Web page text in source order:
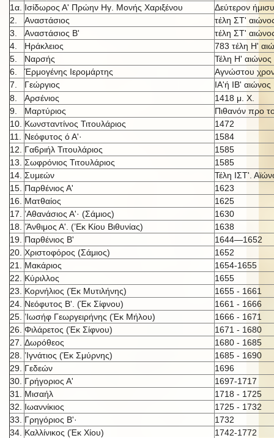
1α. Ισίδωρος Α' Πρώην Ηγ. Μονής Χαριξένου
Δεύτερον
2.
Αναστάσιος
τέλη ΣΤ'
3.
Αναστάσιος Β'
τέλη ΣΤ'
4.
Ηράκλειος
783 τέλη Η'
5.
Ναρσής
Τέλη Η' αιώνος
6.
Έρμογένης Ιερομάρτης
Αγνώστου
7.
Γεώργιος ΙΑ'ή IB' αιώνος
8.
Αρσένιος
1418 μ. X.
9.
Μαρτύριος
Πιθανόν προ
10. Κωνσταντίνος Τιτουλάριος
1472
11.
Νεόφυτος ό Α'·
1584
12.
Γα6ριήλ Τιτουλάριος
1585
13. Σωφρόνιος Τιτουλάριος
1585
14. Συμεών
Τέλη ΙΣΤ'.
15. Παρθένιος Α'
1623
16.
Ματθαίος
1625
17.
’Αθανάσιος Α'· (Σάμιος)
1630
18.
’Άνθιμος Α'. (’Εκ Κίου Βιθυνίας)
1638
19. Παρθένιος Β'
1644—1652
20. Χριστοφόρος (Σάμιος)
1652
21.
Μακάριος
1654-1655
22.
Κύριλλος
1655
23.
Κορνήλιος (Έκ Μυτιλήνης)
1655 - 1661
24. Νεόφυτος Β'. (Έκ Σίφνου)
1661 - 1666
25. ’Ιωσήφ Γεωργειρήνης (Έκ Μήλου)
1666 - 1671
26. Φιλάρετος (Έκ Σίφνου)
1671 - 1680
27. Δωρόθεος
1680 - 1685
28.
’Ιγνάτιος (Έκ Σμύρνης)
1685 - 1690
29. Γεδεών
1696
30. Γρήγοριος Α'
1697-1717
31.
Μισαήλ
1718 - 1725
32.
Ιωαννίκιος
1725 - 1732
33.
Γρηγόριος Β'·
1732
34. Καλλίνικος (Έκ Χίου)
1742-1772